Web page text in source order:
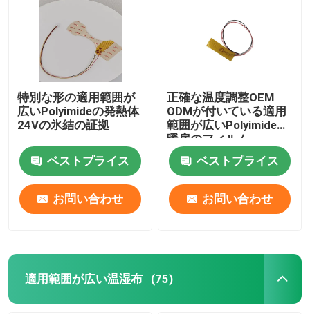
特別な形の適用範囲が
広いPolyimideの発熱体
24Vの氷結の証拠
ベストプライス
お問い合わせ
正確な温度調整OEM
ODMが付いている適用
範囲が広いPolyimideの
暖房のフィルム
ベストプライス
お問い合わせ
適用範囲が広い温湿布 (75)